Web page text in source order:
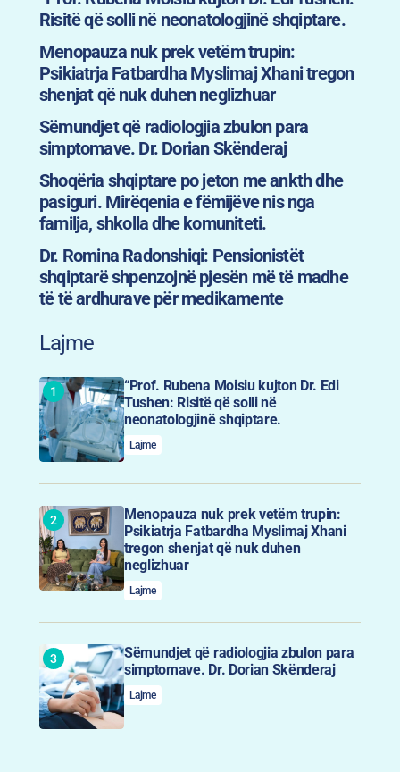
Risitë që solli në neonatologjinë shqiptare.
Menopauza nuk prek vetëm trupin:
Psikiatrja Fatbardha Myslimaj Xhani tregon
shenjat që nuk duhen neglizhuar
Sëmundjet që radiologjia zbulon para
simptomave. Dr. Dorian Skënderaj
Shoqëria shqiptare po jeton me ankth dhe
pasiguri. Mirëqenia e fëmijëve nis nga
familja, shkolla dhe komuniteti.
Dr. Romina Radonshiqi: Pensionistët
shqiptarë shpenzojnë pjesën më të madhe
të të ardhurave për medikamente
Lajme
“Prof. Rubena Moisiu kujton Dr. Edi
Tushen: Risitë që solli në
neonatologjinë shqiptare.
Lajme
Menopauza nuk prek vetëm trupin:
Psikiatrja Fatbardha Myslimaj Xhani
tregon shenjat që nuk duhen
neglizhuar
Lajme
Sëmundjet që radiologjia zbulon para
simptomave. Dr. Dorian Skënderaj
Lajme